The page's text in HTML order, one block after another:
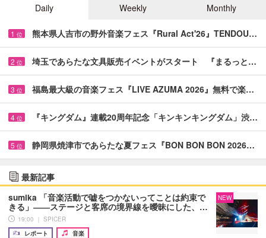
Daily
Weekly Monthly
1 位 熊本県人吉市の野外音楽フェス『Rural Act'26』TENDOU…
2 位 埼玉であらたな文具販売イベントがスタート 『まるっと…
3 位 福島最大級の音楽フェス『LIVE AZUMA 2026』無料で楽…
4 位 『キングダム』連載20周年記念「キンキンキングダム」渋…
5 位 静岡県焼津市であらたな夏フェス『BON BON BON 2026…
最新記事
sumika 「音楽活動で嘘をつかないってことは約束で
きる」――ステージと客席の境界線を曖昧にした、…
19:00 ｜ SPICER
レポート
音楽
NEW